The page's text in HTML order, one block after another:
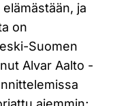
ja
on
Suomen
Alvar Aalto -